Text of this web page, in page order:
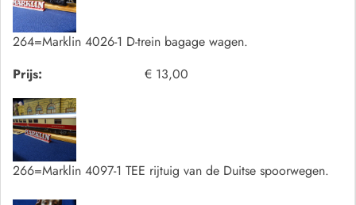
264=Marklin 4026-1 D-trein bagage wagen.
Prijs:
€ 13,00
266=Marklin 4097-1 TEE rijtuig van de Duitse spoorwegen.